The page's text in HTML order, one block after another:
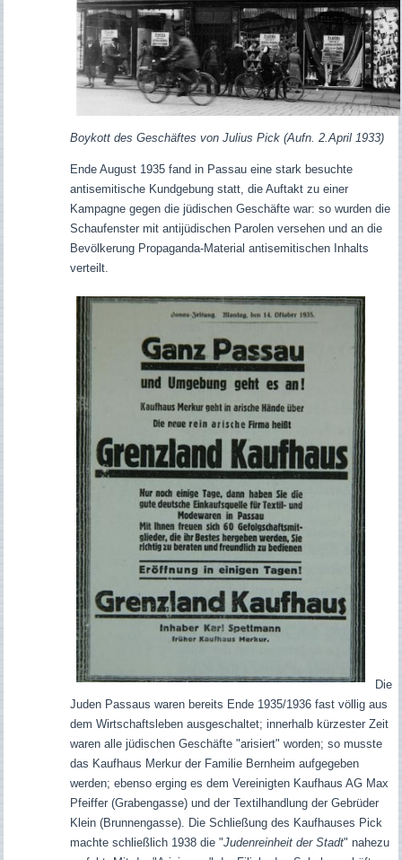
Boykott des Geschäftes von Julius Pick (Aufn. 2.April 1933)
EndeAugust 1935 fand in Passau eine stark besuchte
antisemitische Kundgebung statt, die Auftakt zu einer
Kampagne gegen die jüdischen Geschäfte war: so wurden die
Schaufenster mit antijüdischen Parolen versehen und an die
Bevölkerung Propaganda-Material antisemitischen Inhalts
verteilt.
Die
Juden Passaus waren bereits Ende 1935/1936 fast völlig aus
dem Wirtschaftsleben ausgeschaltet; innerhalb kürzester Zeit
waren alle jüdischen Geschäfte "arisiert" worden; so musste
das Kaufhaus Merkur der Familie Bernheim aufgegeben
werden; ebenso erging es dem Vereinigten Kaufhaus AG Max
Pfeiffer (Grabengasse) und der Textilhandlung der Gebrüder
Klein (Brunnengasse). Die Schließung des Kaufhauses Pick
machte schließlich 1938 die "Judenreinheit der Stadt" nahezu